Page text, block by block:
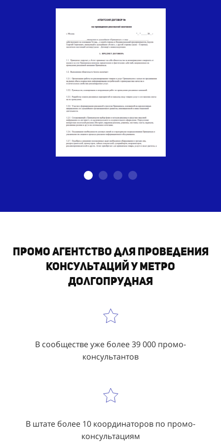
Промо агентство для проведения
консультаций у метро
Долгопрудная
В сообществе уже более 39 000 промо-
консультантов
В штате более 10 координаторов по промо-
консультациям